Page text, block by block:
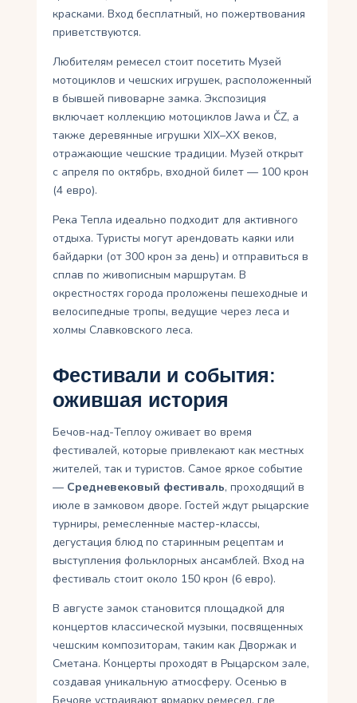
красками. Вход бесплатный, но пожертвования
приветствуются.
Любителям ремесел стоит посетить Музей
мотоциклов и чешских игрушек, расположенный
в бывшей пивоварне замка. Экспозиция
включает коллекцию мотоциклов Jawa и ČZ, а
также деревянные игрушки XIX–XX веков,
отражающие чешские традиции. Музей открыт
с апреля по октябрь, входной билет — 100 крон
(4 евро).
Река Тепла идеально подходит для активного
отдыха. Туристы могут арендовать каяки или
байдарки (от 300 крон за день) и отправиться в
сплав по живописным маршрутам. В
окрестностях города проложены пешеходные и
велосипедные тропы, ведущие через леса и
холмы Славковского леса.
Фестивали и события:
ожившая история
Бечов-над-Теплоу оживает во время
фестивалей, которые привлекают как местных
жителей, так и туристов. Самое яркое событие
— Средневековый фестиваль, проходящий в
июле в замковом дворе. Гостей ждут рыцарские
турниры, ремесленные мастер-классы,
дегустация блюд по старинным рецептам и
выступления фольклорных ансамблей. Вход на
фестиваль стоит около 150 крон (6 евро).
В августе замок становится площадкой для
концертов классической музыки, посвященных
чешским композиторам, таким как Дворжак и
Сметана. Концерты проходят в Рыцарском зале,
создавая уникальную атмосферу. Осенью в